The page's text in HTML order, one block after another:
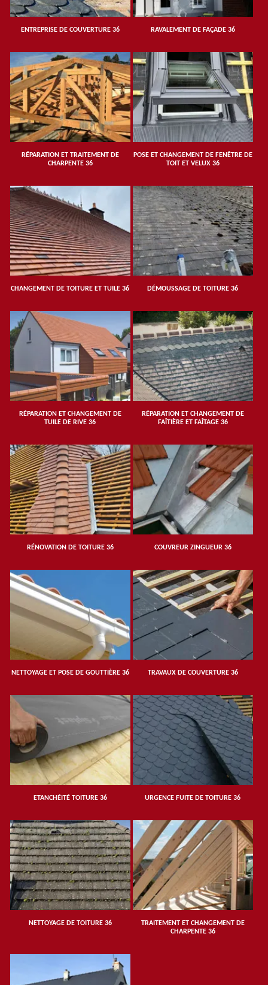
ENTREPRISE DE COUVERTURE 36 RAVALEMENT DE FAÇADE 36
RÉPARATION ET TRAITEMENT DE
CHARPENTE 36
POSE ET CHANGEMENT DE FENÊTRE DE
TOIT ET VELUX 36
CHANGEMENT DE TOITURE ET TUILE 36 DÉMOUSSAGE DE TOITURE 36
RÉPARATION ET CHANGEMENT DE
TUILE DE RIVE 36
RÉPARATION ET CHANGEMENT DE
FAÎTIÈRE ET FAÎTAGE 36
RÉNOVATION DE TOITURE 36 COUVREUR ZINGUEUR 36
NETTOYAGE ET POSE DE GOUTTIÈRE 36 TRAVAUX DE COUVERTURE 36
ETANCHÉITÉ TOITURE 36 URGENCE FUITE DE TOITURE 36
NETTOYAGE DE TOITURE 36
TRAITEMENT ET CHANGEMENT DE
CHARPENTE 36